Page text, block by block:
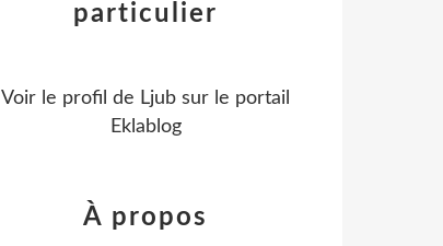
particulier
Voir le profil de Ljub sur le portail
Eklablog
À propos